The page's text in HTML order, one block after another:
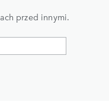
przed innymi.​